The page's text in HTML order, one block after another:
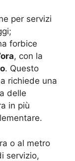
per servizi
forbice
, con la
. Questo
richiede una
delle
in più
o al metro
servizio,